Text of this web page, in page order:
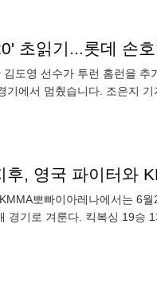
초읽기...롯데 손
도영 선수가 투런 홈런을
기에서 멈췄습니다. 조은지
후, 영국 파이터와
뽀빠이아레나에서는 6
경기로 겨룬다. 킥복싱 19승